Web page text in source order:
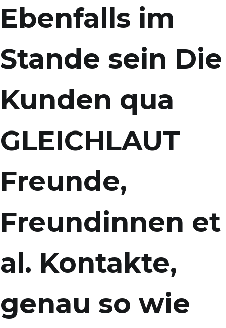
Ebenfalls im
Stande sein Die
Kunden qua
GLEICHLAUT
Freunde,
Freundinnen et
al. Kontakte,
genau so wie